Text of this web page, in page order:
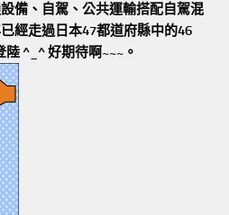
備、自駕、公共運輸搭配自駕混
經走過日本47都道府縣中的46
^_^ 好期待啊~~~。